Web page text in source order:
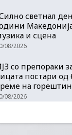
светнал
и сцена
08/2026
со препораки
постари од
на
08/2026